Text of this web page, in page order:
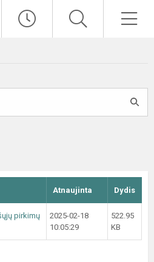
Atnaujinta Dydis
pirkimų
2025-02-18
10:05:29
522.95
KB